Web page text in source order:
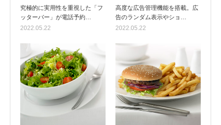
究極的に実用性を重視した「フ
ッターバー」が電話予約…
2022.05.22
高度な広告管理機能を搭載。広
告のランダム表示やショ…
2022.05.22